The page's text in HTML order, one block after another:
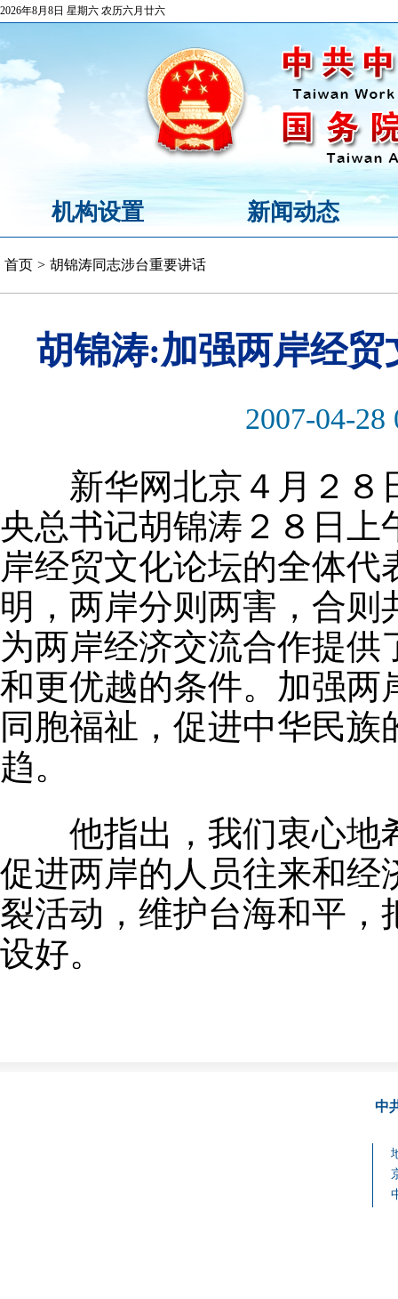
2026年8月8日 星期六 农历六月廿六
机构设置 新闻动态
首页 > 胡锦涛同志涉台重要讲话
胡锦涛:加强两岸经
2007-04-28
新华网北京４月２８
央总书记胡锦涛２８日上
岸经贸文化论坛的全体
明，两岸分则两害，合
为两岸经济交流合作提
和更优越的条件。加强两
同胞福祉，促进中华民
趋。
他指出，我们衷心地
促进两岸的人员往来和经
裂活动，维护台海和平
设好。
中